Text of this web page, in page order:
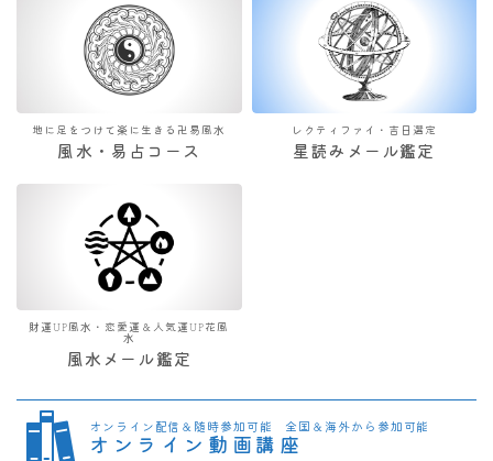
地に足をつけて楽に生きる卍易風水
風水・易占コース
レクティファイ・吉日選定
星読みメール鑑定
財運UP風水・恋愛運＆人気運UP花風
水
風水メール鑑定
オンライン配信＆随時参加可能 全国＆海外から参加可能
オンライン動画講座